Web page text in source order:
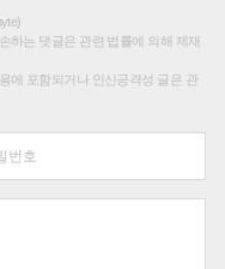
하는 댓글은 관련 법률에 의해 제재
에 포함되거나 인신공격성 글은 관